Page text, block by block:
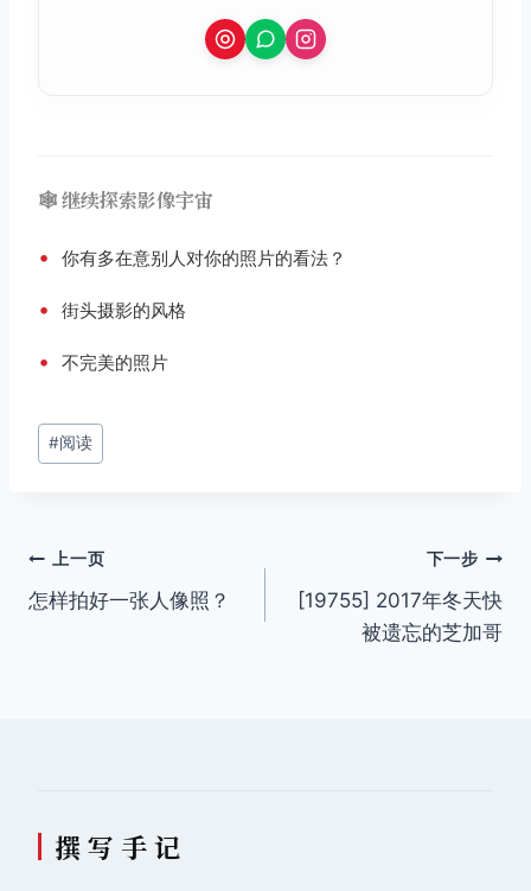
🕸️ 继续探索影像宇宙
• 你有多在意别人对你的照片的看法？
• 街头摄影的风格
• 不完美的照片
文
章
#阅读
文
章
上一页
怎样拍好一张人像照？
下一步
[19755] 2017年冬天快
被遗忘的芝加哥
撰 写 手 记